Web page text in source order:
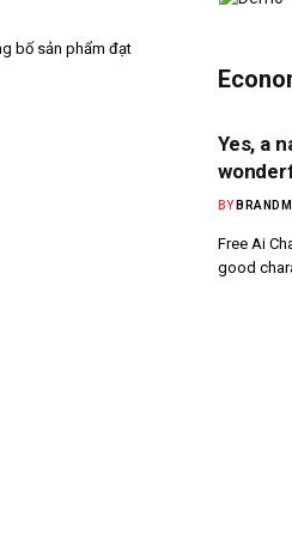
bố sản phẩm đạt
Yes, a
BY
Free Ai
good